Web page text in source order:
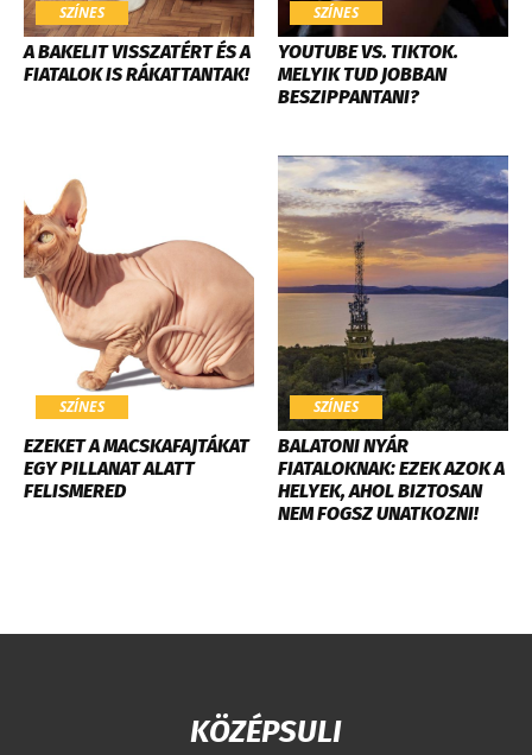
SZÍNES
A BAKELIT VISSZATÉRT ÉS A
FIATALOK IS RÁKATTANTAK!
SZÍNES
YOUTUBE VS. TIKTOK.
MELYIK TUD JOBBAN
BESZIPPANTANI?
SZÍNES
EZEKET A MACSKAFAJTÁKAT
EGY PILLANAT ALATT
FELISMERED
SZÍNES
BALATONI NYÁR
FIATALOKNAK: EZEK AZOK A
HELYEK, AHOL BIZTOSAN
NEM FOGSZ UNATKOZNI!
KÖZÉPSULI